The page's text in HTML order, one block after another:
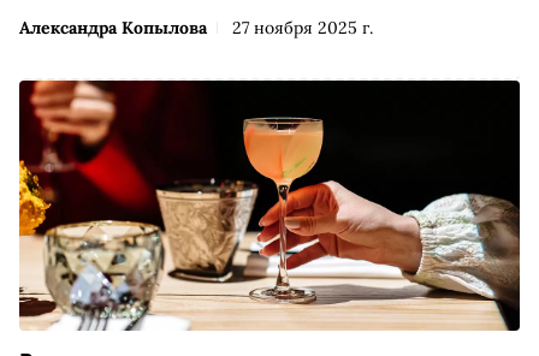
Александра Копылова 27 ноября 2025 г.